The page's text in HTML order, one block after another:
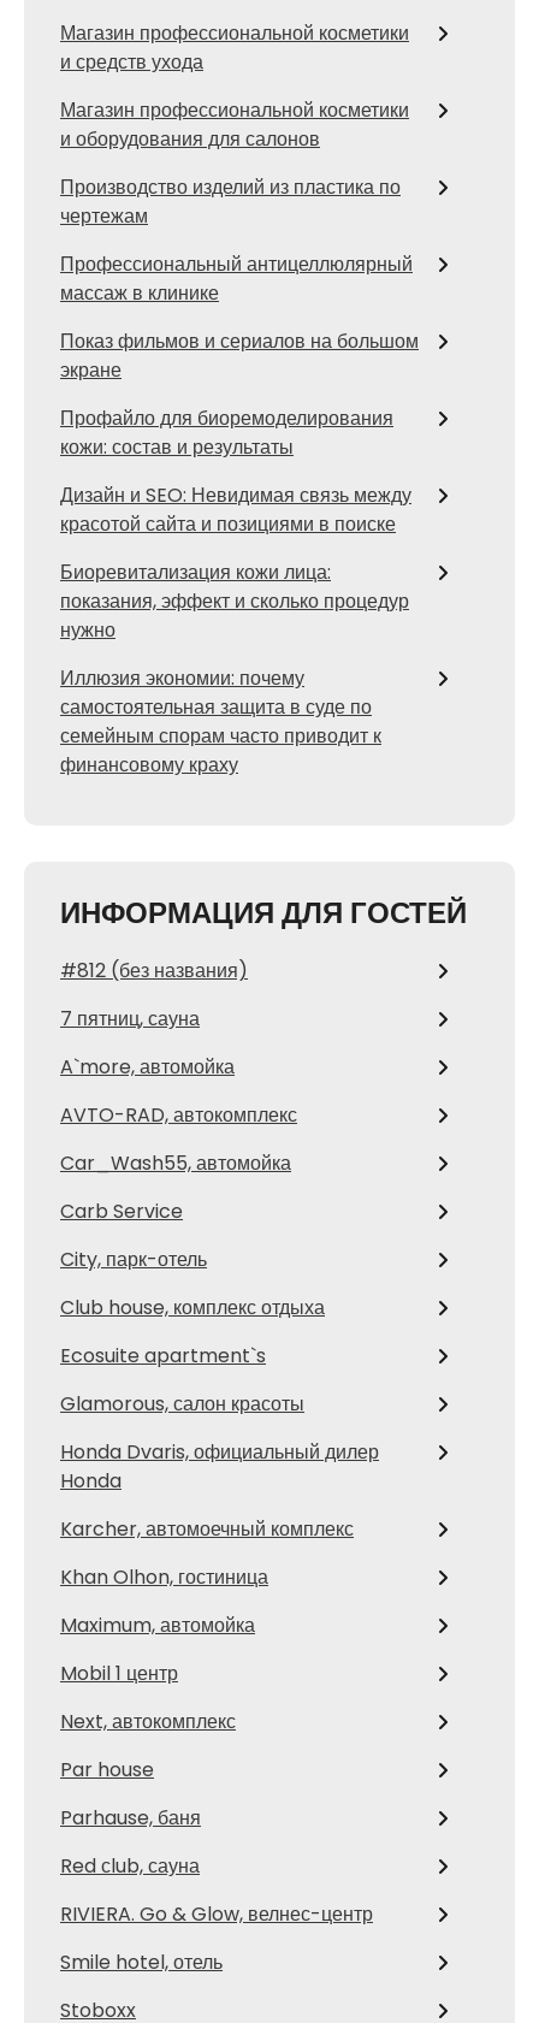
Магазин профессиональной косметики
и средств ухода
Магазин профессиональной косметики
и оборудования для салонов
Производство изделий из пластика по
чертежам
Профессиональный антицеллюлярный
массаж в клинике
Показ фильмов и сериалов на большом
экране
Профайло для биоремоделирования
кожи: состав и результаты
Дизайн и SEO: Невидимая связь между
красотой сайта и позициями в поиске
Биоревитализация кожи лица:
показания, эффект и сколько процедур
нужно
Иллюзия экономии: почему
самостоятельная защита в суде по
семейным спорам часто приводит к
финансовому краху
ИНФОРМАЦИЯ ДЛЯ ГОСТЕЙ
#812 (без названия)
7 пятниц, сауна
A`more, автомойка
AVTO-RAD, автокомплекс
Car_Wash55, автомойка
Carb Service
City, парк-отель
Club house, комплекс отдыха
Ecosuite apartment`s
Glamorous, салон красоты
Honda Dvaris, официальный дилер
Honda
Karcher, автомоечный комплекс
Khan Olhon, гостиница
Maximum, автомойка
Mobil 1 центр
Next, автокомплекс
Par house
Parhause, баня
Red сlub, сауна
RIVIERA. Go & Glow, велнес-центр
Smile hotel, отель
Stoboxx